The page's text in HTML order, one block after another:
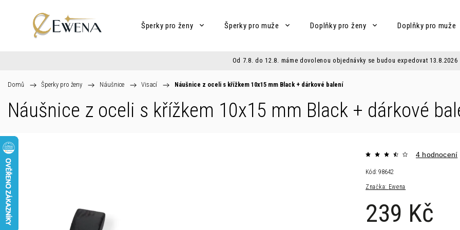
Šperky pro ženy Šperky pro muže Doplňky pro ženy Doplňky pro muže
Od 7.8. do 12.8. máme dovolenou objednávky se budou expedovat 13.8.2026
Domů / Šperky pro ženy / Náušnice / Visací / Náušnice z oceli s křížkem 10x15 mm Black + dárkové balení
Náušnice z oceli s křížkem 10x15 mm Black + dárkové
Značka: Ewena
4 hodnocení
239 Kč
Kód: 98642